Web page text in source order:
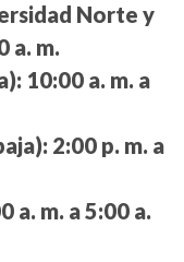
Norte y
a. m.
10:00 a. m. a
2:00 p. m. a
a. m. a 5:00 a.